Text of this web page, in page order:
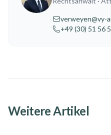
verweyen@vy-
+49 (30) 51 56
Weitere Artikel